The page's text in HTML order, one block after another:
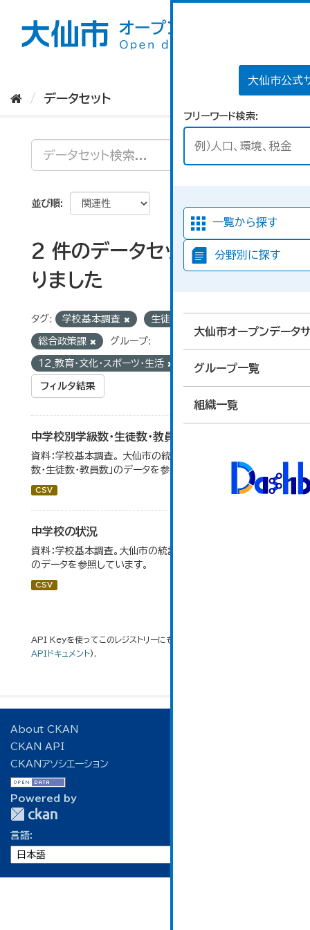
大仙市公式
フリーワード検索
一覧から探す
分野別に探す
大仙市オープンデータ
グループ一覧
組織一覧
データセット
並び順
2 件のデータセットが見つか
りました
タグ: 学校基本調査 生徒数
総合政策課 グループ:
12_教育・文化・スポーツ・生活
フィルタ結果
中学校別学級数・生徒数・教員数
資料：学校基本調査。 大仙市の統計「14-6 中学校別学級
数・生徒数・教員数」のデータを参照しています。
CSV
中学校の状況
資料：学校基本調査。大仙市の統計「14-5 中学校の状況」
のデータを参照しています。
CSV
API Keyを使ってこのレジストリーにもアクセス可能です
APIドキュメント).
About CKAN
CKAN API
CKANアソシエーション
Powered by
言語